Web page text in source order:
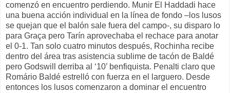
comenzó en encuentro perdiendo. Munir El Haddadi hace
una buena acción individual en la línea de fondo –los lusos
se quejan que el balón sale fuera del campo-, su disparo lo
para Graça pero Tarín aprovechaba el rechace para anotar
el 0-1. Tan solo cuatro minutos después, Rochinha recibe
dentro del área tras asistencia sublime de tacón de Baldé
pero Godswill derriba al ‘10’ benfiquista. Penalti claro que
Romário Baldé estrelló con fuerza en el larguero. Desde
entonces los lusos comenzaron a dominar el encuentro